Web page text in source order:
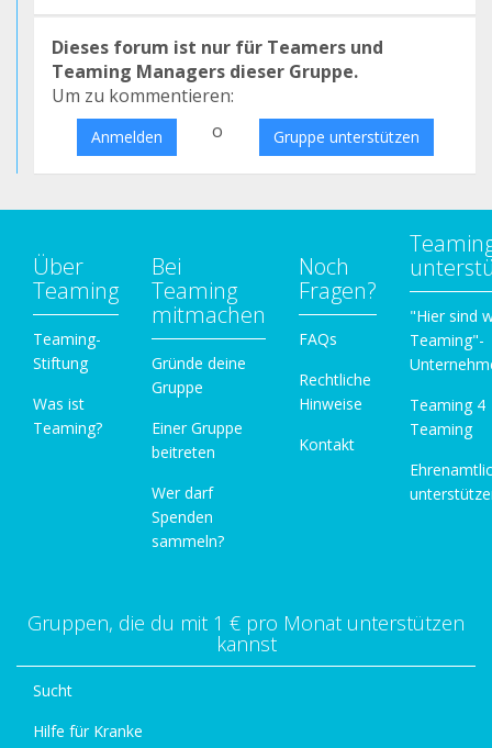
Dieses forum ist nur für Teamers und
Teaming Managers dieser Gruppe.
Um zu kommentieren:
Anmelden o Gruppe unterstützen
Über
Teaming
Teaming-
Stiftung
Was ist
Teaming?
Bei
Teaming
mitmachen
Gründe deine
Gruppe
Einer Gruppe
beitreten
Wer darf
Spenden
sammeln?
Noch
Fragen?
FAQs
Rechtliche
Hinweise
Kontakt
"Hier sind
Teaming"-
Teaming 4
Teaming
Gruppen, die du mit 1 € pro Monat unterstützen
kannst
Sucht
Hilfe für Kranke